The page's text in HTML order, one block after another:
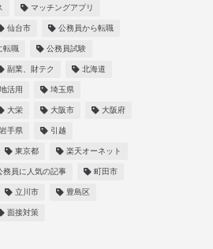
マッチングアプリ
仙台市 公務員から転職
転職 公務員試験
副業、財テク 北海道
活用 埼玉県
大栄 大阪市 大阪府
岩手県 引越
東京都 楽天オーネット
務員に人気の記事 町田市
立川市 豊島区
面接対策